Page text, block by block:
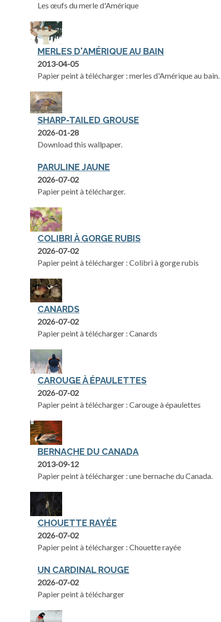
Les œufs du merle d'Amérique
MERLES D'AMÉRIQUE AU BAIN
2013-04-05
Papier peint à télécharger : merles d'Amérique au bain.
SHARP-TAILED GROUSE
2026-01-28
Download this wallpaper.
PARULINE JAUNE
2026-07-02
Papier peint à télécharger.
COLIBRI À GORGE RUBIS
2026-07-02
Papier peint à télécharger : Colibri à gorge rubis
CANARDS
2026-07-02
Papier peint à télécharger : Canards
CAROUGE À ÉPAULETTES
2026-07-02
Papier peint à télécharger : Carouge à épaulettes
BERNACHE DU CANADA
2013-09-12
Papier peint à télécharger : une bernache du Canada.
CHOUETTE RAYÉE
2026-07-02
Papier peint à télécharger : Chouette rayée
UN CARDINAL ROUGE
2026-07-02
Papier peint à télécharger